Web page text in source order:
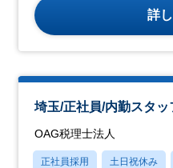
詳
埼玉/正社員/内勤スタ
OAG税理士法人
正社員採用 土日祝休み